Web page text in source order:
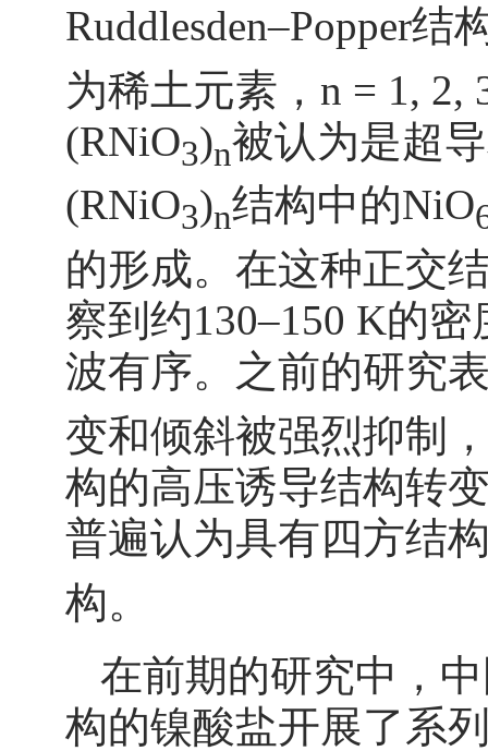
Ruddlesden–Popper
为稀土元素，n = 1,
(RNiO3)n被认为是超
(RNiO3)n结构中的NiO
的形成。在这种正交
察到约130–150 K的
波有序。之前的研究
变和倾斜被强烈抑制
构的高压诱导结构转
普遍认为具有四方结
构。
在前期的研究中，中
构的镍酸盐开展了系